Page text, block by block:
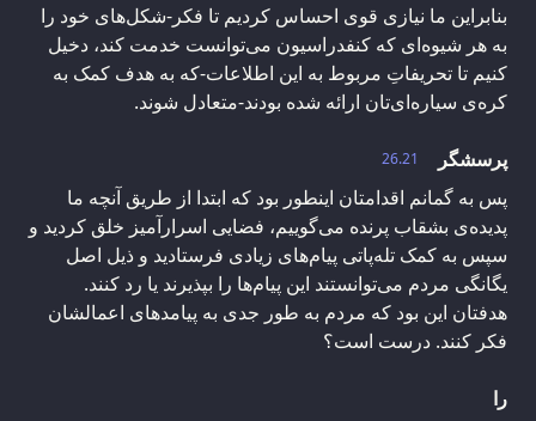
بنابراین ما نیازی قوی احساس کردیم تا فکر-شکل‌های خود را
به هر شیوه‌ای که کنفدراسیون می‌توانست خدمت کند، دخیل
کنیم تا تحریفاتِ مربوط به این اطلاعات-که به هدف کمک به
کره‌ی سیاره‌ای‌تان ارائه شده بودند-متعادل شوند.
26.21
پرسشگر
پس به گمانم اقدامتان اینطور بود که ابتدا از طریق آنچه ما
پدیده‌ی بشقاب پرنده می‌گوییم، فضایی اسرارآمیز خلق کردید و
سپس به کمک تله‌پاتی پیام‌های زیادی فرستادید و ذیل اصل
یگانگی مردم می‌توانستند این پیام‌ها را بپذیرند یا رد کنند.
هدفتان این بود که مردم به طور جدی به پیامدهای اعمالشان
فکر کنند. درست است؟
را